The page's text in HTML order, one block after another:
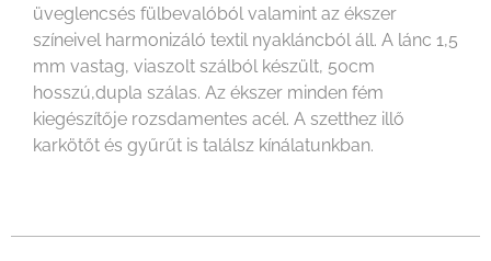
üveglencsés fülbevalóból valamint az ékszer
színeivel harmonizáló textil nyakláncból áll. A lánc 1,5
mm vastag, viaszolt szálból készült, 50cm
hosszú,dupla szálas. Az ékszer minden fém
kiegészítője rozsdamentes acél. A szetthez illő
karkötőt és gyűrűt is találsz kínálatunkban.